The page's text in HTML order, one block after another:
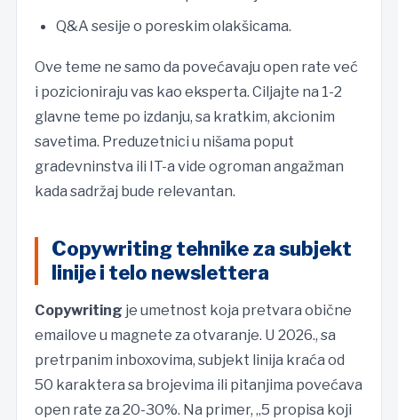
Q&A sesije o poreskim olakšicama.
Ove teme ne samo da povećavaju open rate već
i pozicioniraju vas kao eksperta. Ciljajte na 1-2
glavne teme po izdanju, sa kratkim, akcionim
savetima. Preduzetnici u nišama poput
gradevninstva ili IT-a vide ogroman angažman
kada sadržaj bude relevantan.
Copywriting tehnike za subjekt
linije i telo newslettera
Copywriting je umetnost koja pretvara obične
emailove u magnete za otvaranje. U 2026., sa
pretrpanim inboxovima, subjekt linija kraća od
50 karaktera sa brojevima ili pitanjima povećava
open rate za 20-30%. Na primer, „5 propisa koji